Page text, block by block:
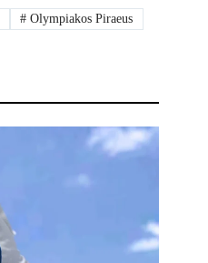
# Olympiakos Piraeus